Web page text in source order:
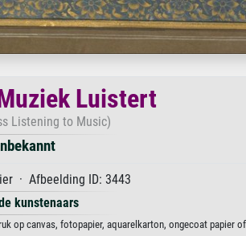
Luistert
Listening to Music)
· Afbeelding ID: 3443
kunstenaars
op canvas, fotopapier, aquarelkarton, ongecoat papier